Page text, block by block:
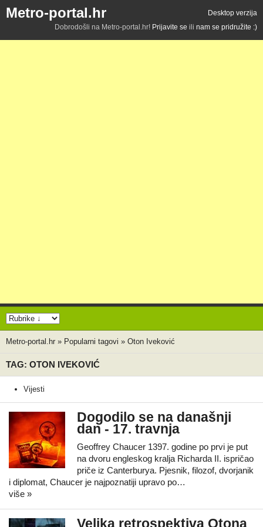
Metro-portal.hr
Desktop verzija
Dobrodošli na Metro-portal.hr! Prijavite se ili nam se pridružite :)
Metro-portal.hr » Popularni tagovi » Oton Iveković
TAG: OTON IVEKOVIĆ
Vijesti
Dogodilo se na današnji
dan - 17. travnja
Geoffrey Chaucer 1397. godine po prvi je put
na dvoru engleskog kralja Richarda II. ispričao
priče iz Canterburya. Pjesnik, filozof, dvorjanik
i diplomat, Chaucer je najpoznatiji upravo po…
više »
Velika retrospektiva Otona